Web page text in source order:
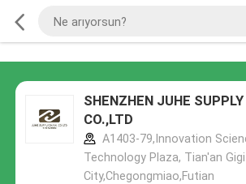
SHENZHEN JUHE
CO.,LTD
A1403-79,Innovation
Technology Plaza, Tian'an
City,Chegongmiao,Futian